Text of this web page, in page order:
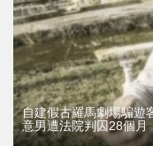
自建假古羅馬劇場騙遊
意男遭法院判囚28個月